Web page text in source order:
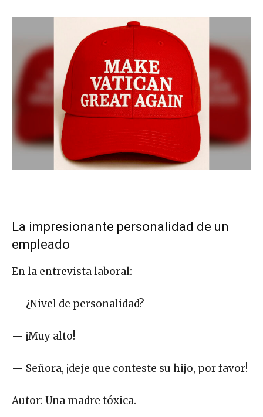
La impresionante personalidad de un
empleado
En la entrevista laboral:
— ¿Nivel de personalidad?
— ¡Muy alto!
— Señora, ¡deje que conteste su hijo, por favor!
Autor: Una madre tóxica.